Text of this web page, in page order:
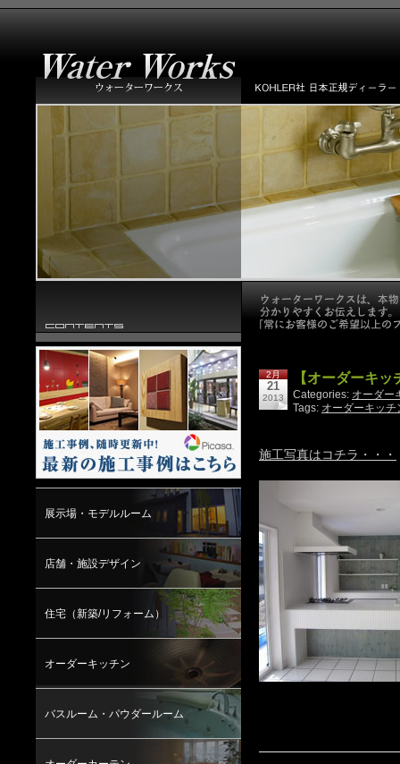
展示場・モデルルーム
店舗・施設デザイン
住宅（新築/リフォーム）
オーダーキッチン
バスルーム・パウダールーム
2月
21
2013
【オーダーキッ
Categories: オーダー
Tags: オーダーキッチ
施工写真はコチラ・・・